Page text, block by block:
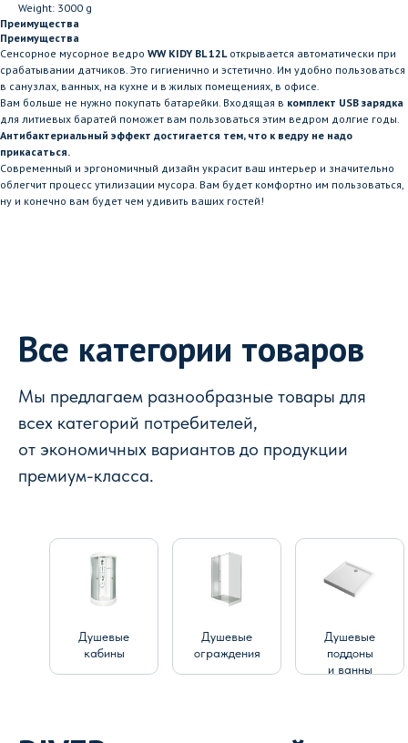
Weight: 3000 g
Преимущества
Преимущества
Сенсорное мусорное ведро WW KIDY BL 12Lоткрывается автоматически при
срабатывании датчиков. Это гигиенично и эстетично. Им удобно пользоваться
в санузлах, ванных, на кухне и в жилых помещениях, в офисе.
Вам больше не нужно покупать батарейки. Входящая в комплект USB зарядка
для литиевых баратей поможет вам пользоваться этим ведром долгие годы.
Антибактериальный эффект достигается тем, что к ведру не надо
прикасаться.
Современный и эргономичный дизайн украсит ваш интерьер и значительно
облегчит процесс утилизации мусора. Вам будет комфортно им пользоваться,
ну и конечно вам будет чем удивить ваших гостей!
Все категории товаров
Мы предлагаем разнообразные товары для
всех категорий потребителей,
от экономичных вариантов до продукции
премиум-класса.
Душевые
кабины
Душевые
ограждения
Душевые
поддоны
и ванны